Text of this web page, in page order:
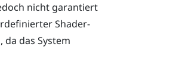
nicht garantiert
Shader-
das System